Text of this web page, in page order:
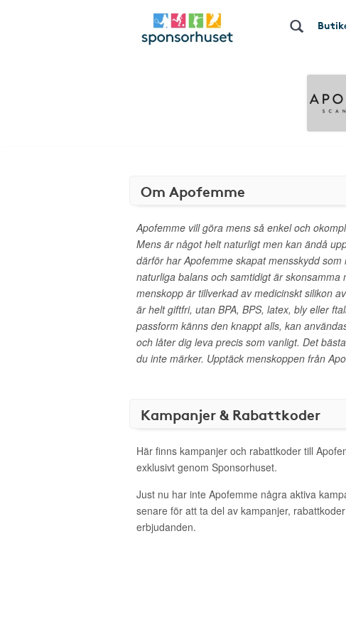
Om Apofemme
Apofemme vill göra mens så enkel och
Mens är något helt naturligt men kan ändå
därför har Apofemme skapat mensskydd
naturliga balans och samtidigt är skonsamma
menskopp är tillverkad av medicinskt silikon
är helt giftfri, utan BPA, BPS, latex, bly eller
passform känns den knappt alls, kan
och låter dig leva precis som vanligt. Det
du inte märker. Upptäck menskoppen från
Kampanjer & Rabattkoder
Här finns kampanjer och rabattkoder till
exklusivt genom Sponsorhuset.
Just nu har inte Apofemme några aktiva
senare för att ta del av kampanjer,
erbjudanden.